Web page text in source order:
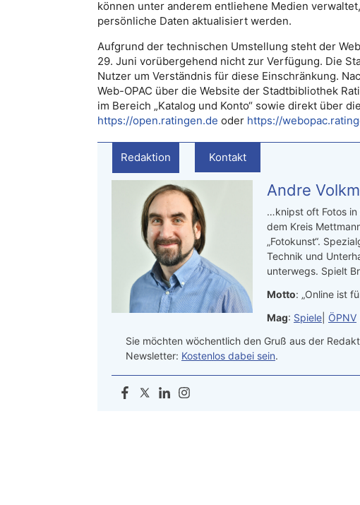
können unter anderem entliehene Medien
persönliche Daten aktualisiert werden.
Aufgrund der technischen Umstellung steht der
29. Juni vorübergehend nicht zur Verfügung. Die
Nutzer um Verständnis für diese Einschränkung.
Web-OPAC über die Website der Stadtbibliothek
im Bereich „Katalog und Konto“ sowie direkt über
https://open.ratingen.de oder https://
Redaktion Kontakt
Andre
…knipst oft Fotos in
dem Kreis
„Fotokunst“.
Technik und
unterwegs. Spielt
Motto: „Online ist
Mag: Spiele ÖPNV
Sie möchten wöchentlich den Gruß aus der
Newsletter: Kostenlos dabei sein.